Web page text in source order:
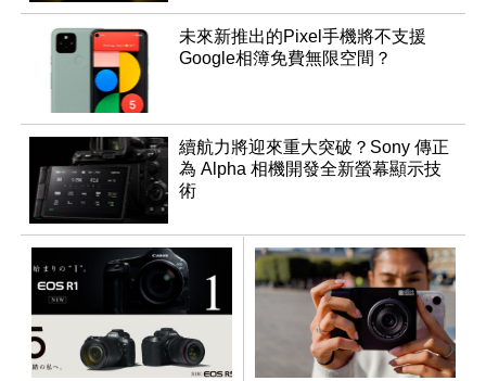
未來新推出的Pixel手機將不支援
Google相簿免費無限空間？
續航力將迎來重大突破？Sony 傳正
為 Alpha 相機開發全新螢幕顯示技
術